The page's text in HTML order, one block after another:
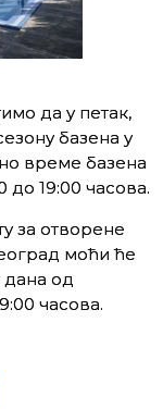
да у петак,
базена у
време базена
19:00 часова.
за отворене
моћи ће
дана од
часова.